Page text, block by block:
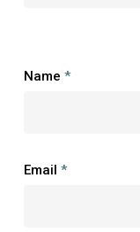
Name *
Email *